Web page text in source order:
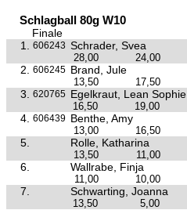
Schlagball 80g W10
Finale
1.
606243 Schrader, Svea
28,00 24,00
2. 606245 Brand, Jule
13,50 17,50
3. 620765 Egelkraut, Lean Sophie
16,50 19,00
4. 606439 Benthe, Amy
13,00 16,50
5. Rolle, Katharina
13,50 11,00
6. Wallrabe, Finja
11,00 10,00
7. Schwarting, Joanna
13,50 5,00